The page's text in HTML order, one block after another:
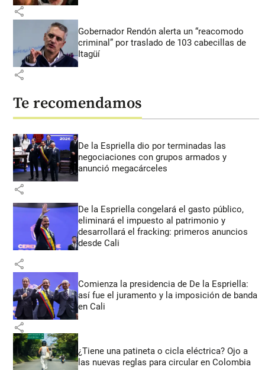
share
Gobernador Rendón alerta un “reacomodo
criminal” por traslado de 103 cabecillas de
Itagüí
share
Te recomendamos
De la Espriella dio por terminadas las
negociaciones con grupos armados y
anunció megacárceles
share
De la Espriella congelará el gasto público,
eliminará el impuesto al patrimonio y
desarrollará el fracking: primeros anuncios
desde Cali
share
Comienza la presidencia de De la Espriella:
así fue el juramento y la imposición de banda
en Cali
share
¿Tiene una patineta o cicla eléctrica? Ojo a
las nuevas reglas para circular en Colombia